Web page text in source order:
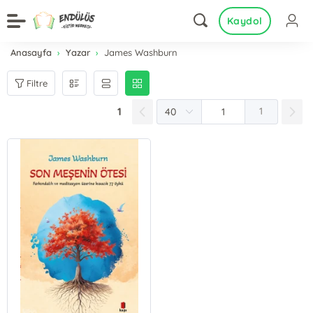
Kaydol
Anasayfa Yazar James Washburn
Filtre
1 1